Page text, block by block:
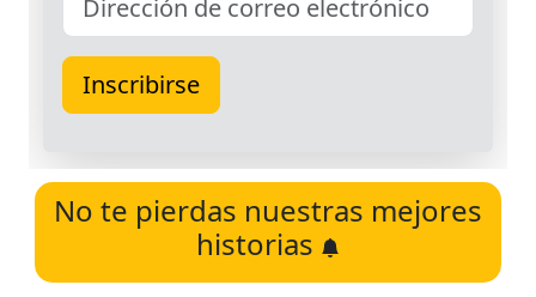
No te pierdas nuestras mejores
historias